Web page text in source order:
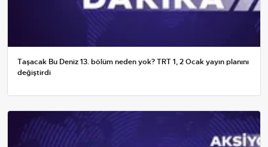
Taşacak Bu Deniz 13. bölüm neden yok? TRT 1, 2 Ocak yayın planını
değiştirdi